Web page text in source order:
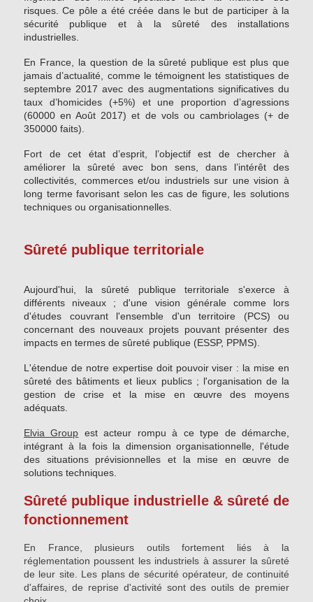
risques. Ce pôle a été créée dans le but de participer à la
sécurité publique et à la sûreté des installations
industrielles.
En France, la question de la sûreté publique est plus que
jamais d’actualité, comme le témoignent les statistiques de
septembre 2017 avec des augmentations significatives du
taux d’homicides (+5%) et une proportion d’agressions
(60000 en Août 2017) et de vols ou cambriolages (+ de
350000 faits).
Fort de cet état d’esprit, l’objectif est de chercher à
améliorer la sûreté avec bon sens, dans l’intérêt des
collectivités, commerces et/ou industriels sur une vision à
long terme favorisant selon les cas de figure, les solutions
techniques ou organisationnelles.
Sûreté publique territoriale
Aujourd'hui, la sûreté publique territoriale s'exerce à
différents niveaux ; d'une vision générale comme lors
d'études couvrant l'ensemble d'un territoire (PCS) ou
concernant des nouveaux projets pouvant présenter des
impacts en termes de sûreté publique (ESSP, PPMS).
L'étendue de notre expertise doit pouvoir viser : la mise en
sûreté des bâtiments et lieux publics ; l'organisation de la
gestion de crise et la mise en œuvre des moyens
adéquats.
Elvia Group est acteur rompu à ce type de démarche,
intégrant à la fois la dimension organisationnelle, l'étude
des situations prévisionnelles et la mise en œuvre de
solutions techniques.
Sûreté publique industrielle & sûreté de
fonctionnement
En France, plusieurs outils fortement liés à la
réglementation poussent les industriels à assurer la sûreté
de leur site. Les plans de sécurité opérateur, de continuité
d'affaires, de reprise d'activité sont des outils de premier